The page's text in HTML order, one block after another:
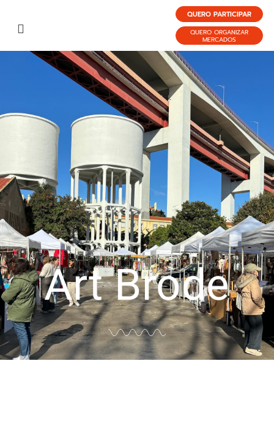
QUERO PARTICIPAR
QUERO ORGANIZAR
MERCADOS
Art Brode